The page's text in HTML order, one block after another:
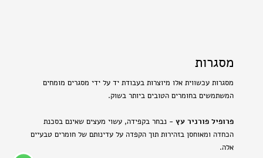
מסגרות
מסגרות עכשווית אלו מיוצרות בעבודת יד על ידי מסגרים מומחים
המשתמשים בחומרים הטובים ביותר בשוק.
פרופיל פורניר עץ - נבחר בקפידה, עשוי מעצים שאינם בסכנת
הכחדה ומאוחסן בזהירות תוך הקפדה על עדינותם של חומרים טבעיים
אלה.